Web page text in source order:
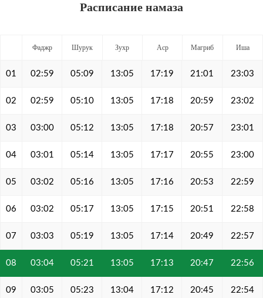
Расписание намаза
Фаджр Шурук Зухр Аср Магриб Иша
01 02:59 05:09 13:05 17:19 21:01 23:03
02 02:59 05:10 13:05 17:18 20:59 23:02
03 03:00 05:12 13:05 17:18 20:57 23:01
04 03:01 05:14 13:05 17:17 20:55 23:00
05 03:02 05:16 13:05 17:16 20:53 22:59
06 03:02 05:17 13:05 17:15 20:51 22:58
07 03:03 05:19 13:05 17:14 20:49 22:57
08 03:04 05:21 13:05 17:13 20:47 22:56
09 03:05 05:23 13:04 17:12 20:45 22:54